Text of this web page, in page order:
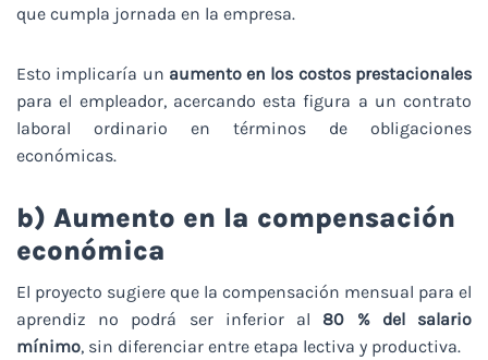
que cumpla jornada en la empresa.
Esto implicaría un aumento en los costos prestacionales
para el empleador, acercando esta figura a un contrato
laboral ordinario en términos de obligaciones
económicas.
b) Aumento en la compensación
económica
El proyecto sugiere que la compensación mensual para el
aprendiz no podrá ser inferior al 80 % del salario
mínimo, sin diferenciar entre etapa lectiva y productiva.